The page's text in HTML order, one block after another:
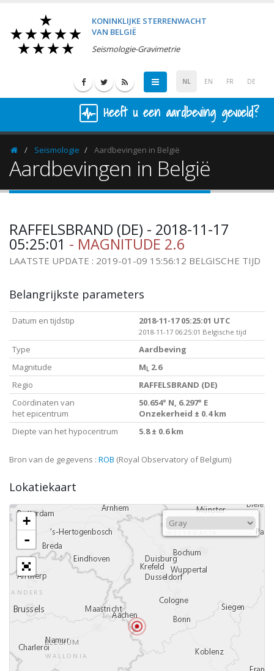
KONINKLIJKE STERRENWACHT
VAN BELGIË
Seismologie-Gravimetrie
NL EN FR DE
Heeft u een aardbeving gevoeld?
HomepageSeismologie Aardbevingen in België
Aardbevingen in België
RAFFELSBRAND (DE) - 2018-11-17
05:25:01 - MAGNITUDE 2.6
LAATSTE UPDATE : 2019-01-09 15:56:12 BELGISCHE TIJD
Belangrijkste parameters
Datum en tijdstip 2018-11-17 05:25:01 UTC
2018-11-17 06:25:01 Belgische tijd
Type
Aardbeving
Magnitude
M L 2.6
Regio
RAFFELSBRAND (DE)
Coördinaten van
het epicentrum
50.654° N, 6.297° E
Onzekerheid ± 0.4 km
Diepte van het hypocentrum
5.8 ± 0.6 km
Bron van de gegevens : ROB (Royal Observatory of Belgium)
Lokatiekaart
+
-